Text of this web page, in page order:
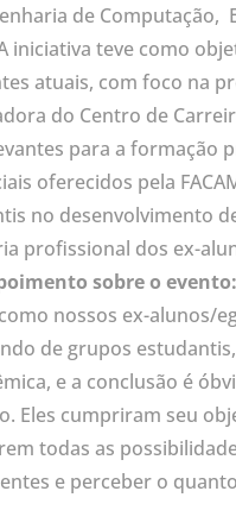
de Computação,
iniciativa teve como
atuais, com foco na
do Centro de
para a formação
oferecidos pela
no desenvolvimento
profissional dos ex-
sobre o evento:
nossos ex-alunos/
de grupos
e a conclusão é
Eles cumpriram seu
todas as
e perceber o